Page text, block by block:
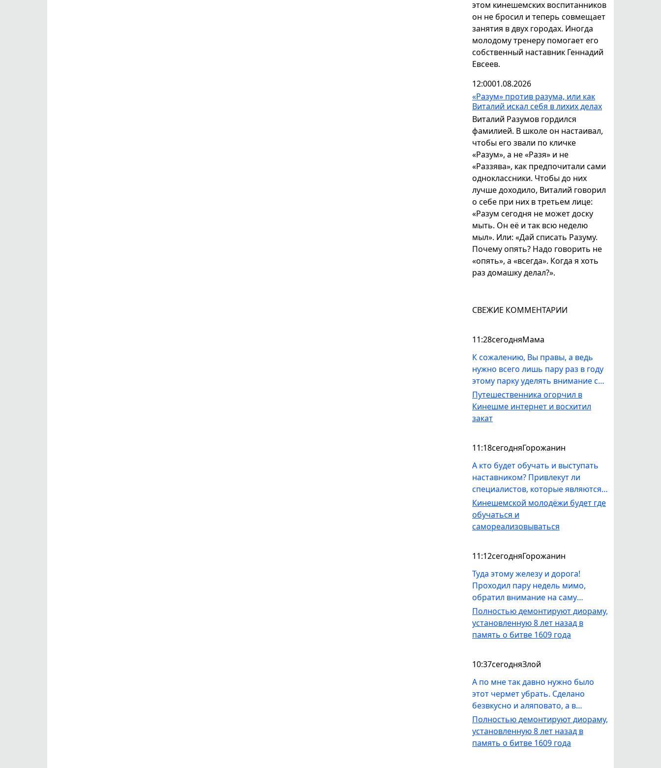
этом кинешемских воспитанников
он не бросил и теперь совмещает
занятия в двух городах. Иногда
молодому тренеру помогает его
собственный наставник Геннадий
Евсеев.
12:0001.08.2026
«Разум» против разума, или как
Виталий искал себя в лихих делах
Виталий Разумов гордился
фамилией. В школе он настаивал,
чтобы его звали по кличке
«Разум», а не «Разя» и не
«Раззява», как предпочитали сами
одноклассники. Чтобы до них
лучше доходило, Виталий говорил
о себе при них в третьем лице:
«Разум сегодня не может доску
мыть. Он её и так всю неделю
мыл». Или: «Дай списать Разуму.
Почему опять? Надо говорить не
«опять», а «всегда». Когда я хоть
раз домашку делал?».
СВЕЖИЕ КОММЕНТАРИИ
11:28сегодняМама
К сожалению, Вы правы, а ведь
нужно всего лишь пару раз в году
этому парку уделять внимание со
стороны УГХ - покос травы,
выпилка деревьев, вывоз мусора.
Как местная жительница, не вижу
Путешественника огорчил в
Кинешме интернет и восхитил
закат
11:18сегодняГорожанин
А кто будет обучать и выступать
наставником? Привлекут ли
специалистов, которые являются
профессионалами в своём деле и
смогут реально заинтересовать
ребят? Или проект для отмыва и
Кинешемской молодёжи будет где
обучаться и
самореализовываться
11:12сегодняГорожанин
Туда этому железу и дорога!
Проходил пару недель мимо,
обратил внимание на саму
часовню - местами краска
отвалилась, выглядит
непрезентабельно. Как выше
кустами и деревьями с дороги,
территория не обкошена от
травы. Всё выгляди, словно
заброшенное.
Полностью демонтируют диораму,
установленную 8 лет назад в
память о битве 1609 года
10:37сегодняЗлой
А по мне так давно нужно было
этот чермет убрать. Сделано
безвкусно и аляповато, а в
последние три года, всё это и
вовсе портило пространство у
часовни. Вот для афиш у ТЮЗа
Полностью демонтируют диораму,
установленную 8 лет назад в
память о битве 1609 года